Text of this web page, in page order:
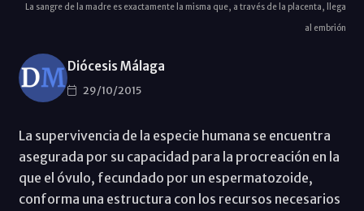
La sangre de la madre es exactamente la misma que, a través de la placenta, llega
al embrión
Diócesis Málaga
29/10/2015
La supervivencia de la especie humana se encuentra
asegurada por su capacidad para la procreación en la
que el óvulo, fecundado por un espermatozoide,
conforma una estructura con los recursos necesarios